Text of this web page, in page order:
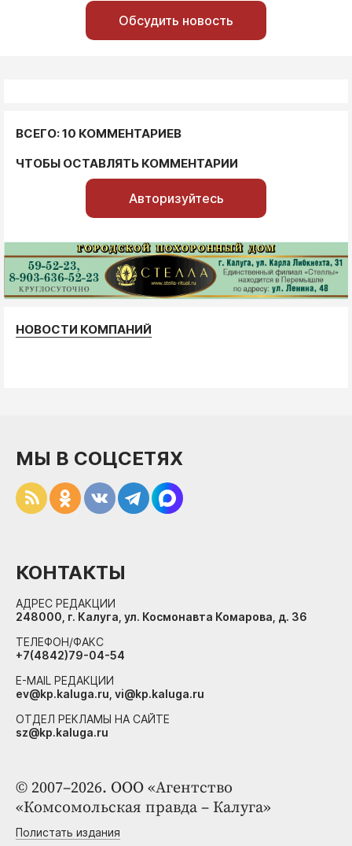
Обсудить новость
ВСЕГО: 10 КОММЕНТАРИЕВ
ЧТОБЫ ОСТАВЛЯТЬ КОММЕНТАРИИ
Авторизуйтесь
НОВОСТИ КОМПАНИЙ
© 2007–2026. ООО «Агентство
«Комсомольская правда – Калуга»
Полистать издания
МЫ В СОЦСЕТЯХ
КОНТАКТЫ
АДРЕС РЕДАКЦИИ
248000, г. Калуга, ул. Космонавта Комарова, д. 36
ТЕЛЕФОН/ФАКС
+7(4842)79-04-54
E-MAIL РЕДАКЦИИ
ev@kp.kaluga.ru, vi@kp.kaluga.ru
ОТДЕЛ РЕКЛАМЫ НА САЙТЕ
sz@kp.kaluga.ru